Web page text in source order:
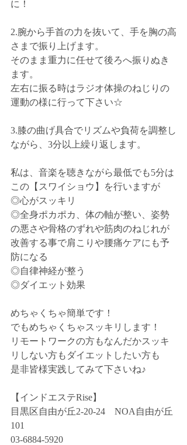
に！
2.腕から手首の力を抜いて、手を胸の高
さまで振り上げます。
そのまま重力に任せて後ろへ振りぬき
ます。
左右に振る時はラジオ体操のねじりの
運動の様に行って下さい☆
3.膝の曲げ具合でリズムや負荷を調整し
ながら、3分以上繰り返します。
私は、音楽を聴きながら最低でも5分は
この【スワイショウ】を行いますが
◎心がスッキリ
◎全身ポカポカ、体の軸が整い、姿勢
の悪さや骨格のずれや筋肉のねじれが
改善する事で肩こりや腰痛ケアにも予
防になる
◎自律神経が整う
◎ダイエット効果
めちゃくちゃ簡単です！
でもめちゃくちゃスッキリします！
リモートワークの方もなんだかスッキ
リしない方もダイエットしたい方も
是非皆様実践してみて下さいね♪
【インドエステRise】
目黒区自由が丘2-20-24　NOA自由が丘
101
03-6884-5920